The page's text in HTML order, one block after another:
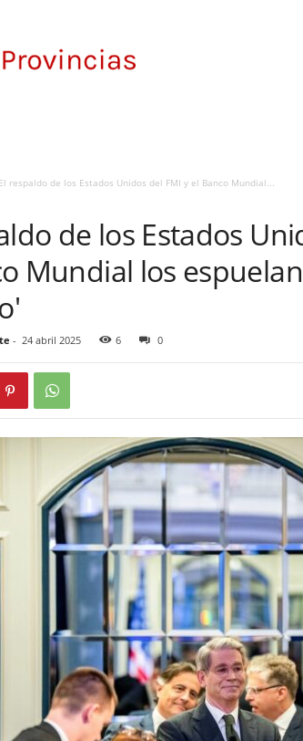
El respaldo de los Estados Unidos del FMI y el Banco Mundial...
de los Estados
Mundial los
- 24 abril 2025 6 0